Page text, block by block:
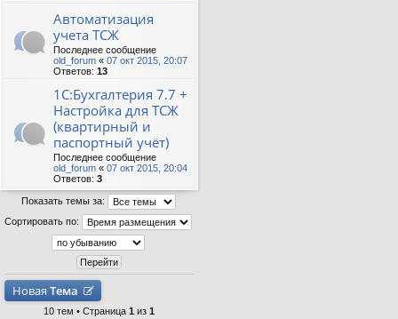
Автоматизация
учета ТСЖ
Последнее сообщение
old_forum « 07 окт 2015, 20:07
Ответов: 13
1С:Бухгалтерия 7.7 +
Настройка для ТСЖ
(квартирный и
паспортный учёт)
Последнее сообщение
old_forum « 07 окт 2015, 20:04
Ответов: 3
Показать темы за:
Сортировать по:
Новая Тема
10 тем • Страница 1 из 1